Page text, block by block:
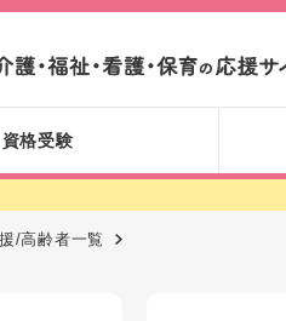
資格受験
/高齢者一覧